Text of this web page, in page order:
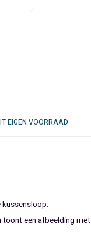
EIGEN VOORRAAD
toont een afbeelding met